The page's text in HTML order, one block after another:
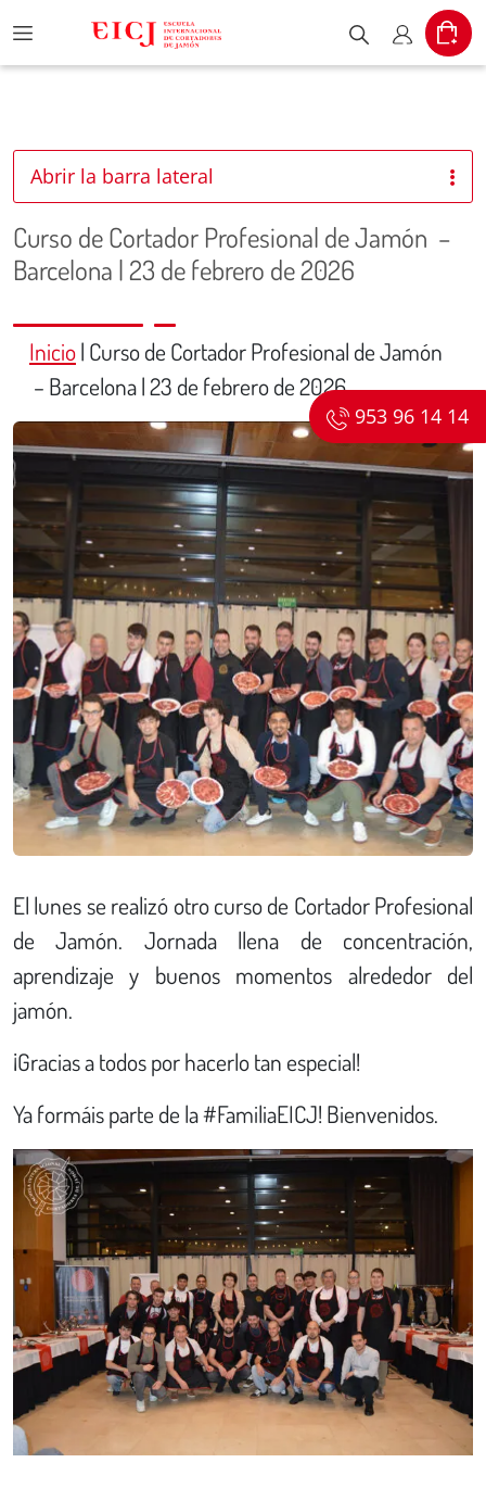
Menu
Escribe el
Mi
Cart
953 96 14 14
Curso de Cortador Profesional de Jamón –
Barcelona | 23 de febrero de 2026
Inicio| Curso de Cortador Profesional de Jamón
– Barcelona | 23 de febrero de 2026
El lunes se realizó otro curso de Cortador Profesional
de Jamón. Jornada llena de concentración,
aprendizaje y buenos momentos alrededor del
jamón.
¡Gracias a todos por hacerlo tan especial!
Ya formáis parte de la #FamiliaEICJ! Bienvenidos.
Abrir la barra lateral